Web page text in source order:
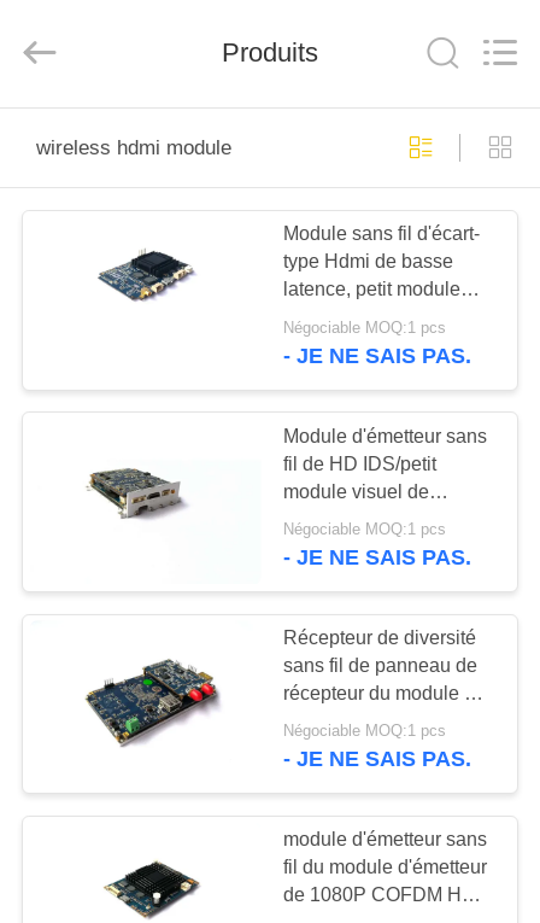
LA
MAISON
PRODUITS
PROPOS
NOUS
DE
CONTRÔLE
QUALITÉ
CONTACTEZ-
Innovate
Technology
Rights
Produits
wireless hdmi module
Module sans fil d'écart-
type Hdmi de basse
latence, petit module
d'affichage du volume
HDMI
Négociable MOQ:1 pcs
- JE NE SAIS PAS.
Module d'émetteur sans
fil de HD IDS/petit
module visuel de
dispositif d'émetteur
Négociable MOQ:1 pcs
- JE NE SAIS PAS.
Récepteur de diversité
sans fil de panneau de
récepteur du module HD
Digital de H.264
COFDM
Négociable MOQ:1 pcs
- JE NE SAIS PAS.
module d'émetteur sans
fil du module d'émetteur
de 1080P COFDM HD